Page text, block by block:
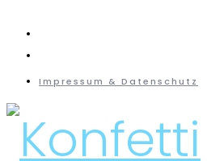
Impressum & Datenschutz